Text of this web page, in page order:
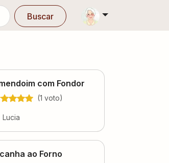
Buscar
com Fondor
(1 voto)
Lucia
ao Forno